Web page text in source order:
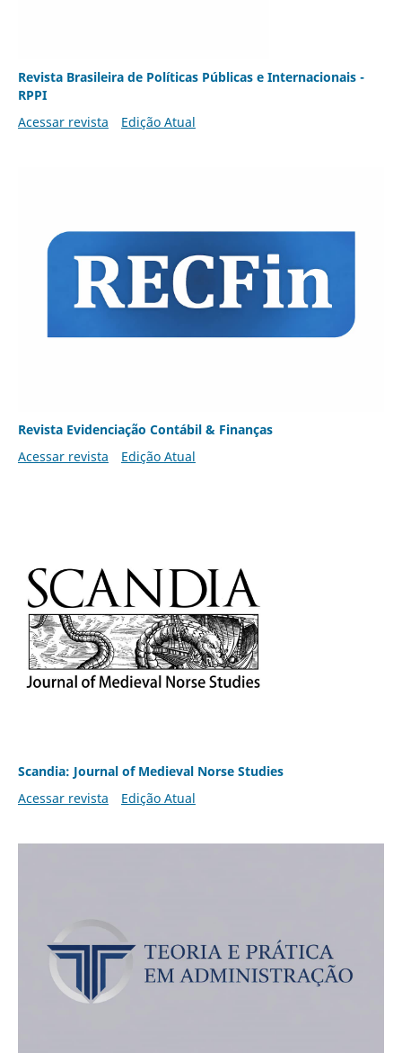
Revista Brasileira de Políticas Públicas e Internacionais -
RPPI
Acessar revista
Edição Atual
Revista Evidenciação Contábil & Finanças
Acessar revista
Edição Atual
Scandia: Journal of Medieval Norse Studies
Acessar revista
Edição Atual